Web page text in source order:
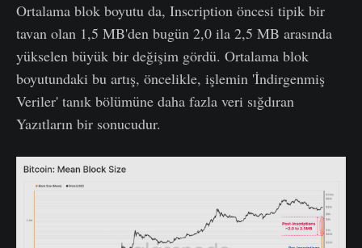
Ortalama blok boyutu da, Inscription öncesi tipik bir
tavan olan 1,5 MB'den bugün 2,0 ila 2,5 MB arasında
yükselen büyük bir değişim gördü. Ortalama blok
boyutundaki bu artış, öncelikle, işlemin 'İndirgenmiş
Veriler' tanık bölümüne daha fazla veri sığdıran
Yazıtların bir sonucudur.